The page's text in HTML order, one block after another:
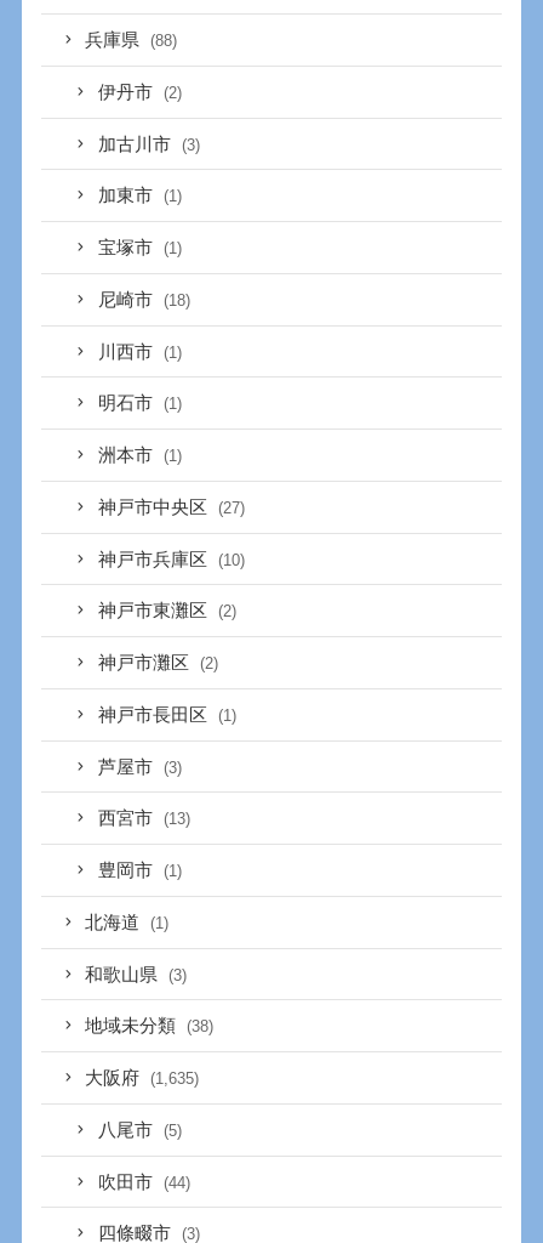
兵庫県 (88)
伊丹市 (2)
加古川市 (3)
加東市 (1)
宝塚市 (1)
尼崎市 (18)
川西市 (1)
明石市 (1)
洲本市 (1)
神戸市中央区 (27)
神戸市兵庫区 (10)
神戸市東灘区 (2)
神戸市灘区 (2)
神戸市長田区 (1)
芦屋市 (3)
西宮市 (13)
豊岡市 (1)
北海道 (1)
和歌山県 (3)
地域未分類 (38)
大阪府 (1,635)
八尾市 (5)
吹田市 (44)
四條畷市 (3)